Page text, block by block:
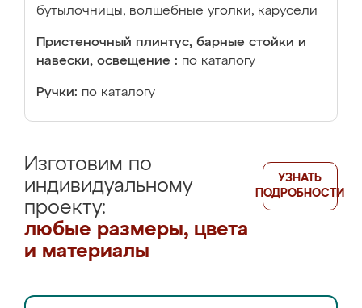
бутылочницы, волшебные уголки, карусели
Пристеночный плинтус, барные стойки и
навески, освещение : по каталогу
Ручки: по каталогу
Изготовим по
индивидуальному
проекту:
любые размеры, цвета
и материалы
УЗНАТЬ
ПОДРОБНОСТИ